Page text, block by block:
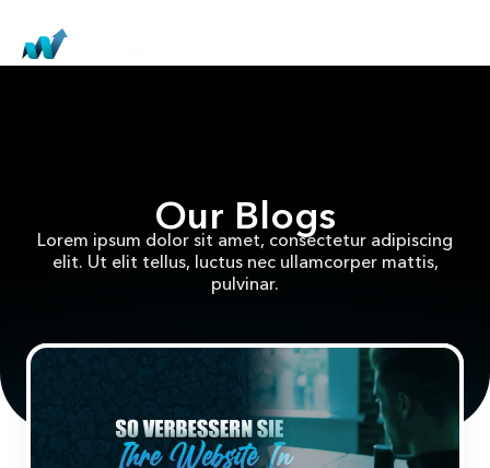
Our Blogs
Lorem ipsum dolor sit amet, consectetur adipiscing
elit. Ut elit tellus, luctus nec ullamcorper mattis,
pulvinar.